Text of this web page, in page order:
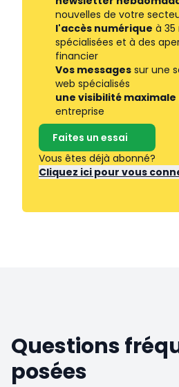
nouvelles de votre
l'accès numérique à 35
spécialisées et à des
financier
Vos messages sur une
web spécialisés
une visibilité maximale
entreprise
Faites un essai
Vous êtes déjà abonné?
Cliquez ici pour vous
Questions
posées